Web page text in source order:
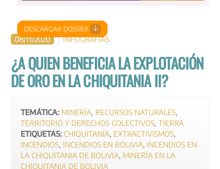
08/11/2020 INFOGRAFÍAS
¿A QUIEN BENEFICIA LA EXPLOTACIÓN
DE ORO EN LA CHIQUITANIA II?
TEMÁTICA: MINERÍA, RECURSOS NATURALES,
TERRITORIO Y DERECHOS COLECTIVOS,TIERRA
ETIQUETAS: CHIQUITANÍA, EXTRACTIVISMOS,
INCENDIOS, INCENDIOS EN BOLIVIA, INCENDIOS EN
LA CHIQUITANIA DE BOLIVIA, MINERÍA EN LA
CHIQUITANIA DE BOLIVIA
DESCARGAR DOSSIER